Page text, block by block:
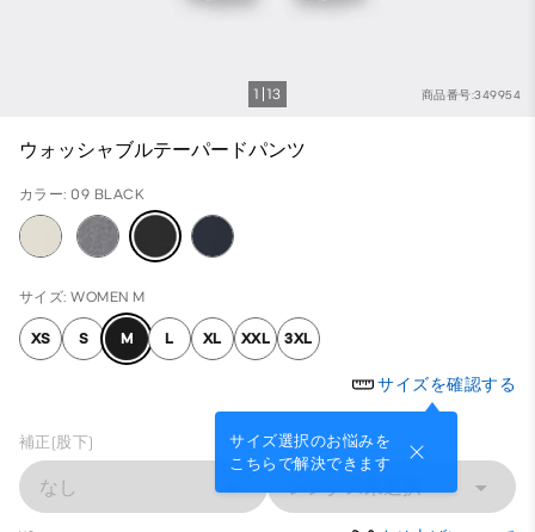
商品番号:349954
1 13
ウォッシャブルテーパードパンツ
カラー: 09 BLACK
サイズ: WOMEN M
XS S M L XL XXL 3XL
サイズを確認する
サイズ選択のお悩みを
こちらで解決できます
補正(股下)
なし レングス未選択